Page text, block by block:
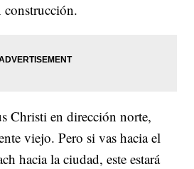
construcción.
Christi en dirección norte,
viejo. Pero si vas hacia el
hacia la ciudad, este estará